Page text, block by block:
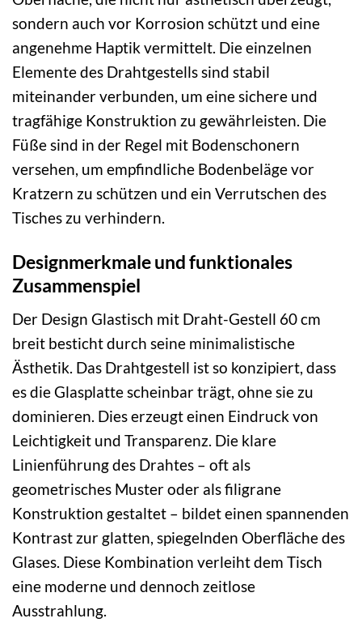
sondern auch vor Korrosion schützt und eine
angenehme Haptik vermittelt. Die einzelnen
Elemente des Drahtgestells sind stabil
miteinander verbunden, um eine sichere und
tragfähige Konstruktion zu gewährleisten. Die
Füße sind in der Regel mit Bodenschonern
versehen, um empfindliche Bodenbeläge vor
Kratzern zu schützen und ein Verrutschen des
Tisches zu verhindern.
Designmerkmale und funktionales
Zusammenspiel
Der Design Glastisch mit Draht-Gestell 60 cm
breit besticht durch seine minimalistische
Ästhetik. Das Drahtgestell ist so konzipiert, dass
es die Glasplatte scheinbar trägt, ohne sie zu
dominieren. Dies erzeugt einen Eindruck von
Leichtigkeit und Transparenz. Die klare
Linienführung des Drahtes – oft als
geometrisches Muster oder als filigrane
Konstruktion gestaltet – bildet einen spannenden
Kontrast zur glatten, spiegelnden Oberfläche des
Glases. Diese Kombination verleiht dem Tisch
eine moderne und dennoch zeitlose
Ausstrahlung.